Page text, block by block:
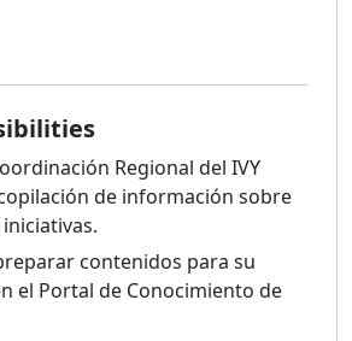
Regional del IVY
de información sobre
contenidos para su
el Portal de Conocimiento de